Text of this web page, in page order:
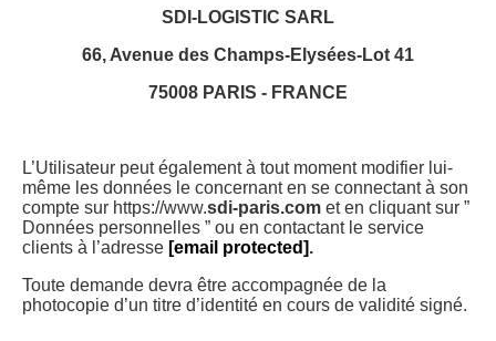
SDI-LOGISTIC SARL
66, Avenue des Champs-Elysées-Lot 41
75008 PARIS - FRANCE
L’Utilisateur peut également à tout moment modifier lui-
même les données le concernant en se connectant à son
compte sur https://www.sdi-paris.com et en cliquant sur ”
Données personnelles ” ou en contactant le service
clients à l’adresse [email protected].
Toute demande devra être accompagnée de la
photocopie d’un titre d’identité en cours de validité signé.